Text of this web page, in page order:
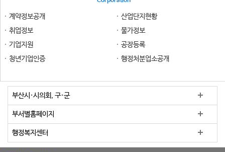
계약정보공개
산업단지현황
취업정보
물가정보
기업지원
공장등록
청년기업인증
행정처분업소공개
부산시·시의회, 구·군
부서별홈페이지
행정복지센터